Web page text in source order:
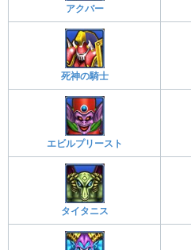
アクバー
死神の騎士
エビルプリースト
タイタニス